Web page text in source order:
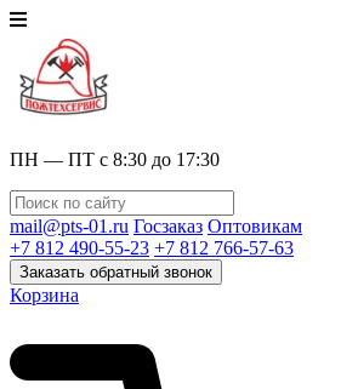
ПН — ПТ с 8:30 до 17:30
mail@pts-01.ru Госзаказ Оптовикам
+7 812 490-55-23 +7 812 766-57-63
Заказать обратный звонок
Корзина